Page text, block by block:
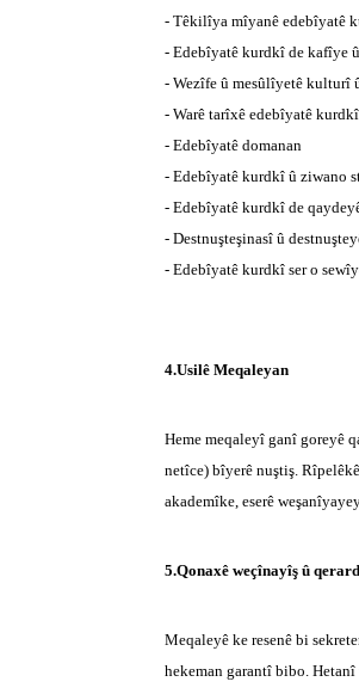
- Têkilîya mîyanê edebîyatê
- Edebîyatê kurdkî de kafîye
- Wezîfe û mesûlîyetê kulturî
- Warê tarîxê edebîyatê
- Edebîyatê domanan
- Edebîyatê kurdkî û ziwano
- Edebîyatê kurdkî de
- Destnuşteşinasî û
- Edebîyatê kurdkî ser o
4.Usilê Meqaleyan
Heme meqaleyî ganî goreyê
netîce) bîyerê nuştiş.
akademîke, eserê
5.Qonaxê weçînayîş û
Meqaleyê ke resenê bi
hekeman garantî bibo.